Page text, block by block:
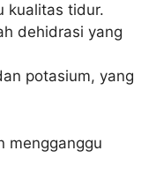
kualitas tidur.
dehidrasi yang
potasium, yang
mengganggu